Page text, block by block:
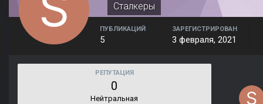
Сталкеры
ПУБЛИКАЦИЙ
5
ЗАРЕГИСТРИРОВАН
3 февраля, 2021
РЕПУТАЦИЯ
0
Нейтральная